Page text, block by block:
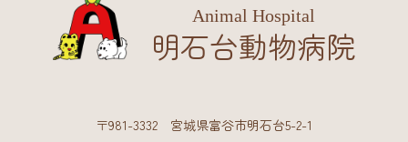
Animal Hospital
明石台動物病院
〒981-3332 宮城県富谷市明石台5-2-1